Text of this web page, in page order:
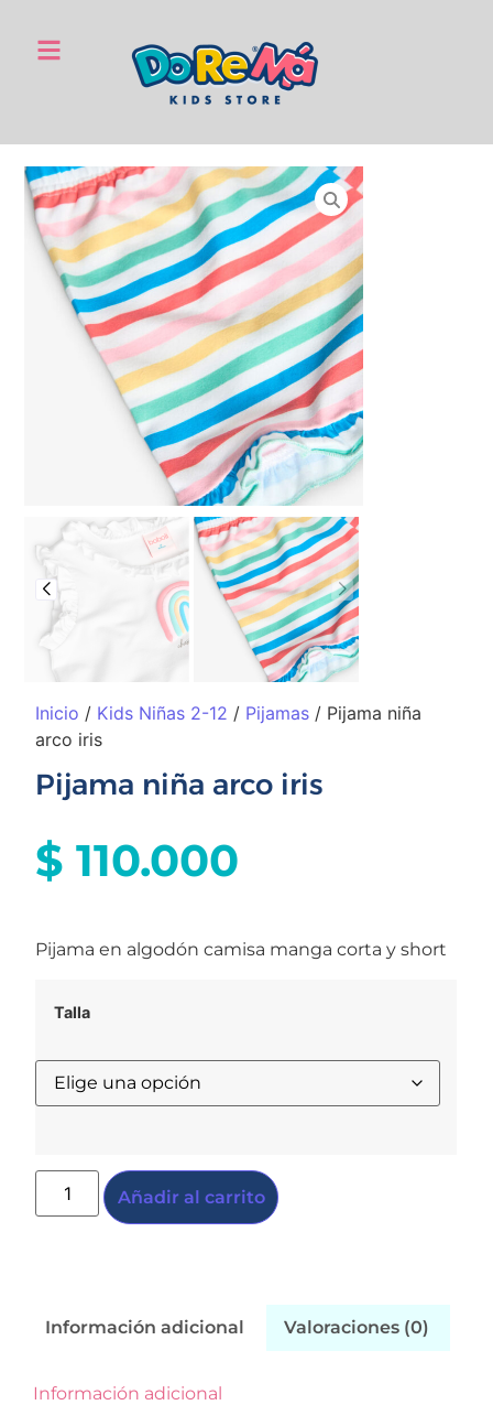
Inicio / Kids Niñas 2-12 / Pijamas / Pijama niña
arco iris
Pijama niña arco iris
$ 110.000
Pijama en algodón camisa manga corta y short
Talla
Añadir al carrito
Información adicional Valoraciones (0)
Información adicional